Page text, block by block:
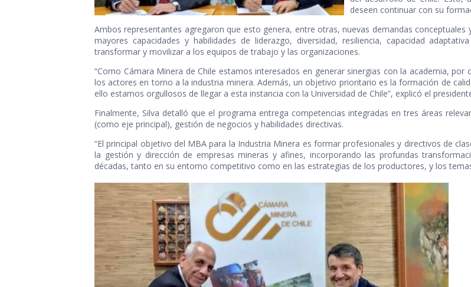
deseen continuar con su
Ambos representantes agregaron que esto genera, entre otras, nuevas demandas
mayores capacidades y habilidades de liderazgo, diversidad, resiliencia, capacidad
transformar y movilizar a los equipos de trabajo y las organizaciones.
“Como Cámara Minera de Chile estamos interesados en generar sinergias con la academia,
los actores en torno a la industria minera. Además, un objetivo prioritario es la formación de
ello estamos orgullosos de llegar a esta instancia con la Universidad de Chile”, explicó el
Finalmente, Silva detalló que el programa entrega competencias integradas en tres áreas
(como eje principal), gestión de negocios y habilidades directivas.
“El principal objetivo del MBA para la Industria Minera es formar profesionales y directivos de
la gestión y dirección de empresas mineras y afines, incorporando las profundas
décadas, tanto en su entorno competitivo como en las estrategias de los productores, y los